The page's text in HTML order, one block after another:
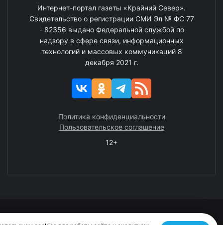
Интернет-портал газеты «Крайний Север».
Свидетельство о регистрации СМИ Эл № ФС 77
- 82356 выдано Федеральной службой по
надзору в сфере связи, информационных
технологий и массовых коммуникаций 8
декабря 2021 г.
Политика конфиденциальности
Пользовательское соглашение
12+